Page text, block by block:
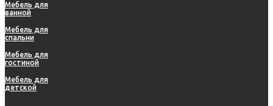
Мебель для
ванной
Мебель для
спальни
Мебель для
гостиной
Мебель для
детской